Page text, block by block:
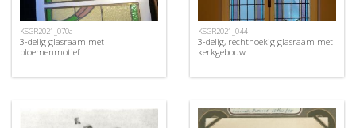
KSGR2021_070a
3-delig glasraam met
bloemenmotief
KSGR2021_044
3-delig, rechthoekig glasraam met
kerkgebouw